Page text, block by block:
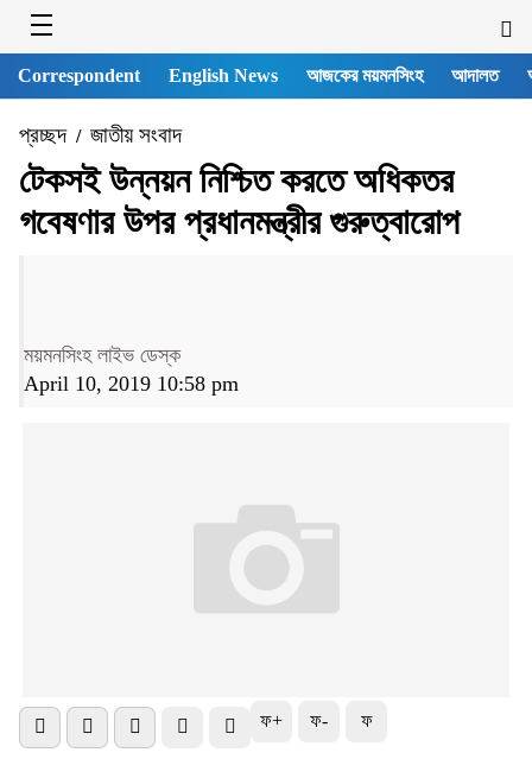
Correspondent English News আজকের ময়মনসিংহ আদালত
প্রচ্ছদ/ জাতীয় সংবাদ
টেকসই উন্নয়ন নিশ্চিত করতে অধিকতর
গবেষণার উপর প্রধানমন্ত্রীর গুরুত্বারোপ
ময়মনসিংহ লাইভ ডেস্ক
April 10, 2019 10:58 pm
ফ+ ফ- ফ